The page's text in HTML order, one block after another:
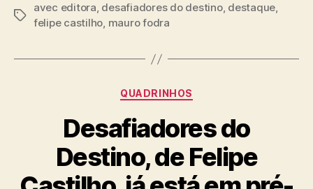
Tags
avec editora, desafiadores do destino, destaque,
felipe castilho, mauro fodra
Categorias
QUADRINHOS
Desafiadores do
Destino, de Felipe